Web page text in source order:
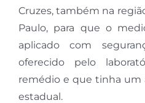
Cruzes, também na
Paulo, para que o
aplicado com
oferecido pelo
remédio e que tinha um
estadual.